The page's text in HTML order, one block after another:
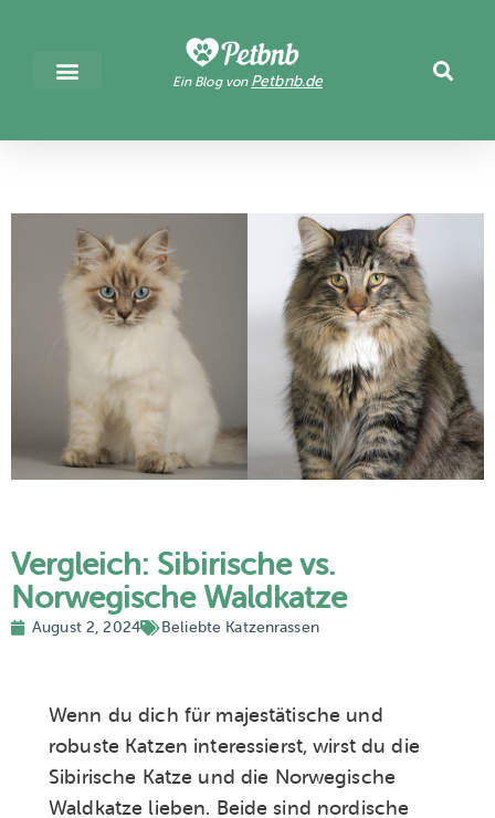
Ein Blog von Petbnb.de
Vergleich: Sibirische vs.
Norwegische Waldkatze
August 2, 2024 Beliebte Katzenrassen
Wenn du dich für majestätische und
robuste Katzen interessierst, wirst du die
Sibirische Katze und die Norwegische
Waldkatze lieben. Beide sind nordische